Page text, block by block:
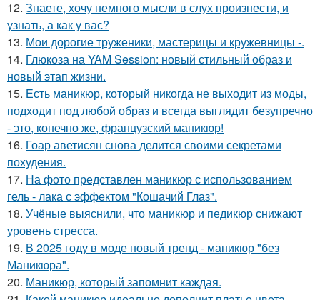
12. Знаете, хочу немного мысли в слух произнести, и
узнать, а как у вас?
13. Мои дорогие труженики, мастерицы и кружевницы -.
14. Глюкоза на YAM Session: новый стильный образ и
новый этап жизни.
15. Есть маникюр, который никогда не выходит из моды,
подходит под любой образ и всегда выглядит безупречно
- это, конечно же, французский маникюр!
16. Гоар аветисян снова делится своими секретами
похудения.
17. На фото представлен маникюр с использованием
гель - лака с эффектом "Кошачий Глаз".
18. Учёные выяснили, что маникюр и педикюр снижают
уровень стресса.
19. В 2025 году в моде новый тренд - маникюр "без
Маникюра".
20. Маникюр, который запомнит каждая.